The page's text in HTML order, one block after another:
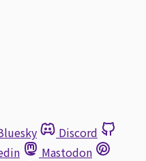
Discord
Mastodon